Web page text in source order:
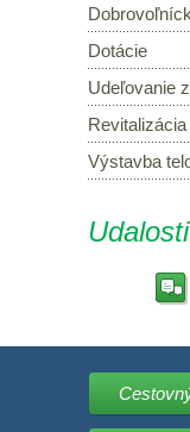
Dotácie
Udeľovanie
Výstavba
Udalosti